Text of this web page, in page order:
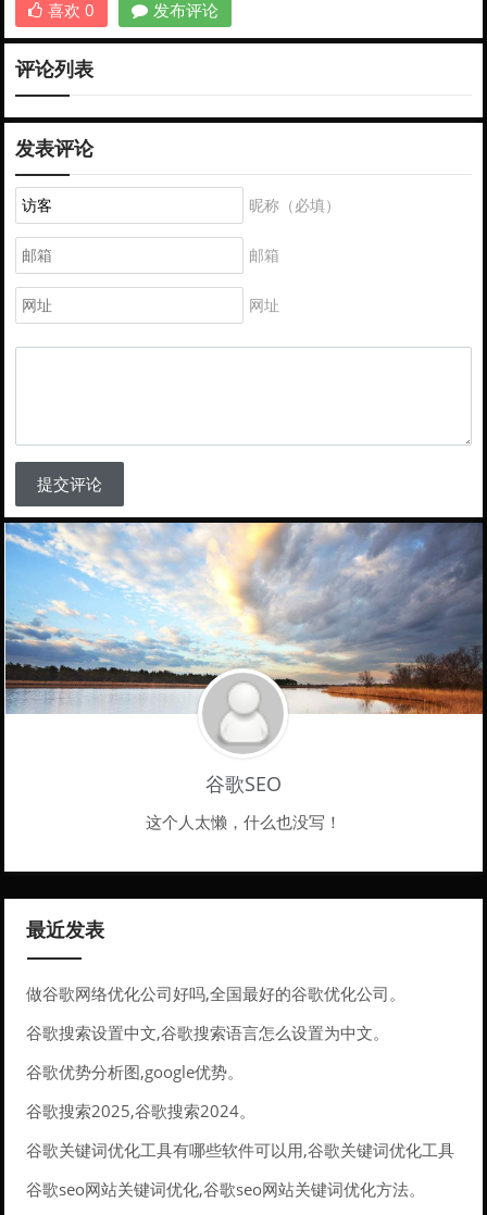
喜欢 0 发布评论
评论列表
发表评论
昵称（必填）
邮箱
网址
提交评论
谷歌SEO
这个人太懒，什么也没写！
最近发表
做谷歌网络优化公司好吗,全国最好的谷歌优化公司。
谷歌搜索设置中文,谷歌搜索语言怎么设置为中文。
谷歌优势分析图,google优势。
谷歌搜索2025,谷歌搜索2024。
谷歌关键词优化工具有哪些软件可以用,谷歌关键词优化工具
有哪些软件可以用的。
谷歌seo网站关键词优化,谷歌seo网站关键词优化方法。